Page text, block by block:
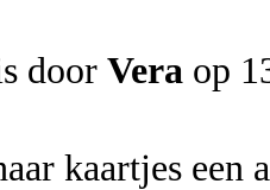
door Vera op
kaartjes